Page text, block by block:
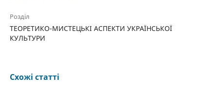
Розділ
ТЕОРЕТИКО-МИСТЕЦЬКІ АСПЕКТИ УКРАЇНСЬКОЇ
КУЛЬТУРИ
Схожі статті